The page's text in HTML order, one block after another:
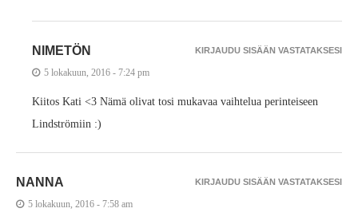
NIMETÖN
5 lokakuun, 2016 - 7:24 pm
Kiitos Kati <3 Nämä olivat tosi mukavaa vaihtelua perinteiseen
Lindströmiin :)
KIRJAUDU SISÄÄN VASTATAKSESI
NANNA
5 lokakuun, 2016 - 7:58 am
KIRJAUDU SISÄÄN VASTATAKSESI